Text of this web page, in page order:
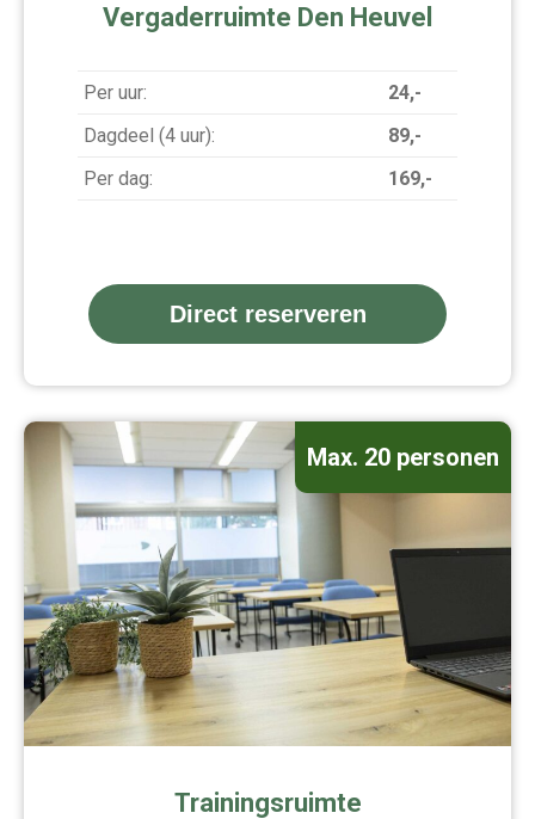
Vergaderruimte Den Heuvel
Per uur:
24,-
Dagdeel (4 uur):
89,-
Per dag:
169,-
Direct reserveren
Max. 20 personen
Trainingsruimte